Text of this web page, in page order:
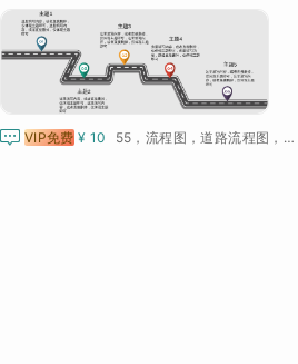
 VIP免费 ¥ 10 55，流程图，道路流程图，递进关系图